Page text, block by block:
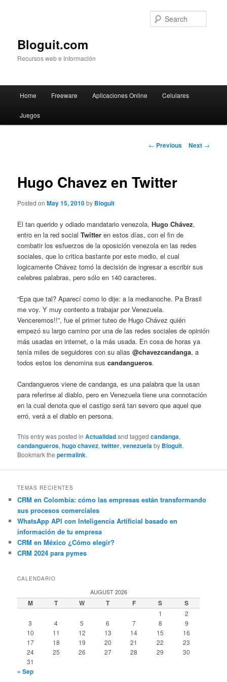
Bloguit.com
Recursos web e Información
Skip
to
Home Freeware Aplicaciones Online Celulares
Juegos
Post
← Previous Next →
Hugo Chavez en Twitter
Posted onMay 15, 2010by Bloguit
El tan querido y odiado mandatario venezola,Hugo Chávez,
entro en la red socialTwitteren estos días, con el fin de
combatir los esfuerzos de la oposición venezola en las redes
sociales, que lo critica bastante por este medio, el cual
logicamente Chávez tomó la decisión de ingresar a escribir sus
celebres palabras, pero sólo en 140 caracteres.
“Epa que tal? Aparecí como lo dije: a la medianoche. Pa Brasil
me voy. Y muy contento a trabajar por Venezuela.
Venceremos!!”, fue el primer tuteo de Hugo Chávez quién
empezó su largo camino por una de las redes sociales de opinión
más usadas en internet, o la más usada. En cosa de horas ya
tenía miles de seguidores con su alias@chavezcandanga, a
todos estos los denomina suscandangueros.
Candangueros viene de candanga, es una palabra que la usan
para referirse al diablo, pero en Venezuela tiene una connotación
en la cual denota que el castigo será tan severo que aquel que
erró, verá a el diablo en persona.
This entry was posted inActualidadand taggedcandanga,
candangueros,hugo chavez,twitter,venezuelaby Bloguit.
Bookmark thepermalink.
TEMAS RECIENTES
CRM en Colombia: cómo las empresas están transformando
sus procesos comerciales
WhatsApp API con Inteligencia Artificial basado en
información de tu empresa
CRM en México ¿Cómo elegir?
CRM 2024 para pymes
CALENDARIO
AUGUST 2026
M T W T F S S
1
2
3
4 5 6 7 8
9
10
11 12 13 14 15
16
17
18 19 20 21 22
23
24
25 26 27 28 29
30
31
« Sep